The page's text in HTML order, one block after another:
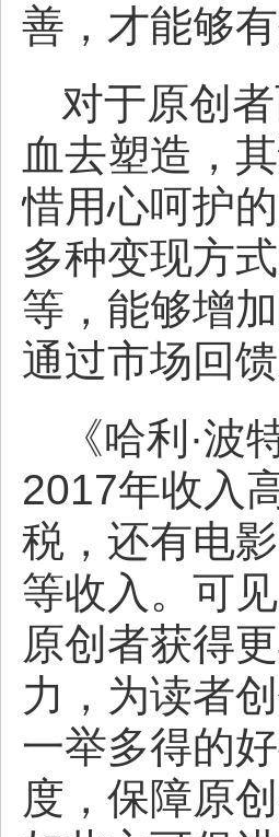
善，才能够
对于原创
血去塑造，
惜用心呵护
多种变现方
等，能够增
通过市场回
《哈利·
2017年收入
税，还有电
等收入。可
原创者获得
力，为读者
一举多得的
度，保障原